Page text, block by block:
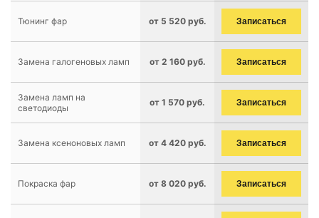
Тюнинг фар от 5 520 руб. Записаться
Замена галогеновых ламп от 2 160 руб. Записаться
Замена ламп на
светодиоды
от 1 570 руб. Записаться
Замена ксеноновых ламп от 4 420 руб. Записаться
Покраска фар от 8 020 руб. Записаться